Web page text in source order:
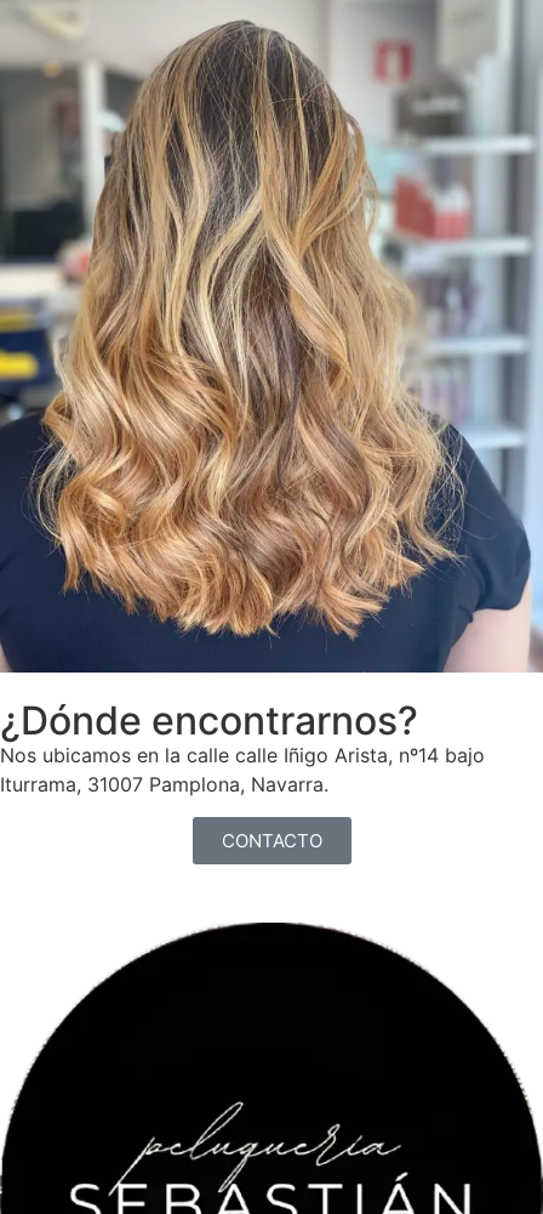
¿Dónde encontrarnos?
Nos ubicamos en la calle calle Iñigo Arista, nº14 bajo
Iturrama, 31007 Pamplona, Navarra.
CONTACTO